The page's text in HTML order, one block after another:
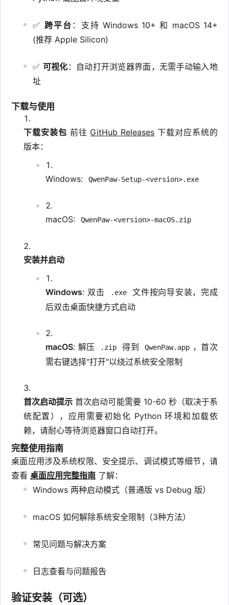
✅跨平台 ：支持 Windows 10+ 和 macOS 14+
(推荐 Apple Silicon)
✅ 可视化 ：自动打开浏览器界面，无需手动输入地
址
下载与使用
下载安装包 前往 GitHub Releases 下载对应系统的
版本：
Windows: QwenPaw-Setup-<version>.exe
macOS: QwenPaw-<version>-macOS.zip
安装并启动
Windows: 双击 .exe
文件按向导安装，完成
后双击桌面快捷方式启动
macOS: 解压 .zip 得到 QwenPaw.app ，首次
需右键选择"打开"以绕过系统安全限制
首次启动提示 首次启动可能需要 10-60 秒（取决于系
统配置），应用需要初始化 Python 环境和加载依
赖，请耐心等待浏览器窗口自动打开。
完整使用指南
桌面应用涉及系统权限、安全提示、调试模式等细节，请
查看桌面应用完整指南 了解：
Windows 两种启动模式（普通版 vs Debug 版）
macOS 如何解除系统安全限制（3种方法）
常见问题与解决方案
日志查看与问题报告
验证安装（可选）